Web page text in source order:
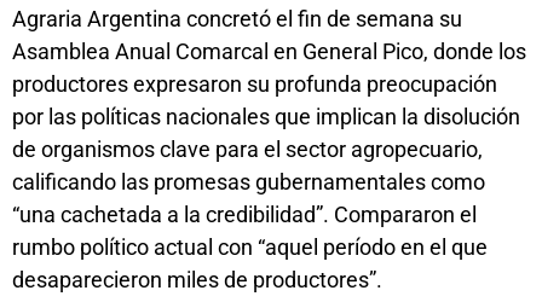
Agraria Argentina concretó el fin de semana su
Asamblea Anual Comarcal en General Pico, donde los
productores expresaron su profunda preocupación
por las políticas nacionales que implican la disolución
de organismos clave para el sector agropecuario,
calificando las promesas gubernamentales como
“una cachetada a la credibilidad”. Compararon el
rumbo político actual con “aquel período en el que
desaparecieron miles de productores”.